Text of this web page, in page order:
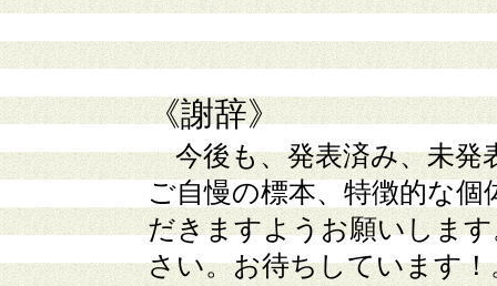
《謝辞》
今後も、発表済み、未発
ご自慢の標本、特徴的な
だきますようお願いしま
さい。お待ちしています